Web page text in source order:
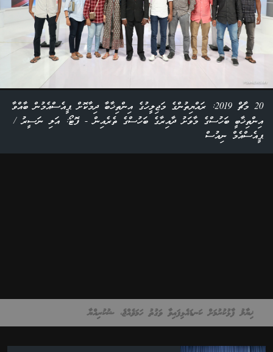
20 މާޗް 2019: ރައްޔިތުންގެ މަޖިލީހުގެ އިންތިޚާބާ ދިމާކޮށް ޕީއެސްއެމުން ބާއްވާ
އިންތިޚާބީ ބަހުސްގެ މާވަށު ދާއިރާގެ ބަހުސްގެ ތެރެއިން - ފޮޓޯ: އަލި ނަސީރު /
ޕީއެސްއެމް ނިއުސް
ޚިޔާލު ފާޅުކުރުމަށް ކަނޑައެޅިފައިވާ ވަގުތު ހަމަވެއްޖެ، ޝުކުރިއްޔާ